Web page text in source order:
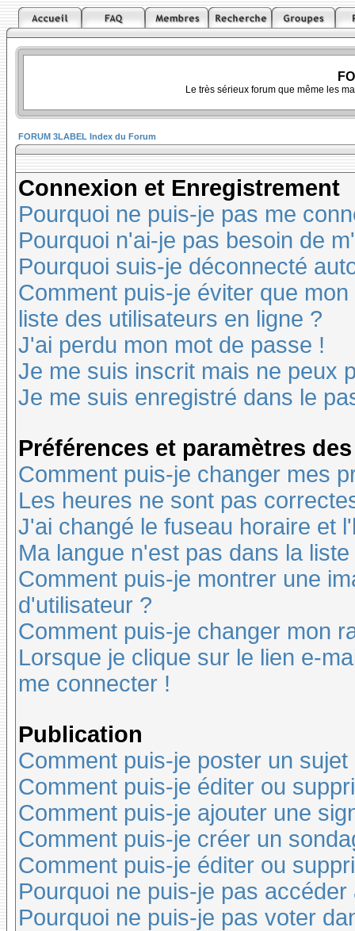
Le très sérieux forum que même les
FORUM 3LABEL Index du Forum
Connexion et Enregistrement
Pourquoi ne puis-je pas me
Pourquoi n'ai-je pas besoin de
Pourquoi suis-je déconnecté
Comment puis-je éviter que
liste des utilisateurs en ligne ?
J'ai perdu mon mot de passe !
Je me suis inscrit mais ne peux
Je me suis enregistré dans le
Préférences et paramètres
Comment puis-je changer mes
Les heures ne sont pas
J'ai changé le fuseau horaire et
Ma langue n'est pas dans la liste
Comment puis-je montrer une
d'utilisateur ?
Comment puis-je changer mon
Lorsque je clique sur le lien e-
me connecter !
Publication
Comment puis-je poster un
Comment puis-je éditer ou
Comment puis-je ajouter une
Comment puis-je créer un
Comment puis-je éditer ou
Pourquoi ne puis-je pas accéder
Pourquoi ne puis-je pas voter